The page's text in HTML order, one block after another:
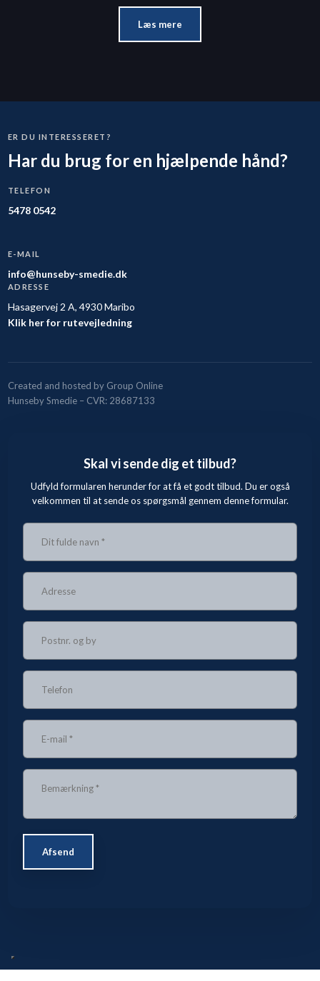
Læs mere
ER DU INTERESSERET?
Har du brug for en hjælpende hånd?
TELEFON
5478 0542
E-MAIL
info@hunseby-smedie.dk
ADRESSE
Hasagervej 2 A, 4930 Maribo
Klik her for rutevejledning
Created and hosted by Group Online
Hunseby Smedie – CVR: 28687133
Skal vi sende dig et tilbud?
Udfyld formularen herunder for at få et godt tilbud. Du er også
velkommen til at sende os spørgsmål gennem denne formular.